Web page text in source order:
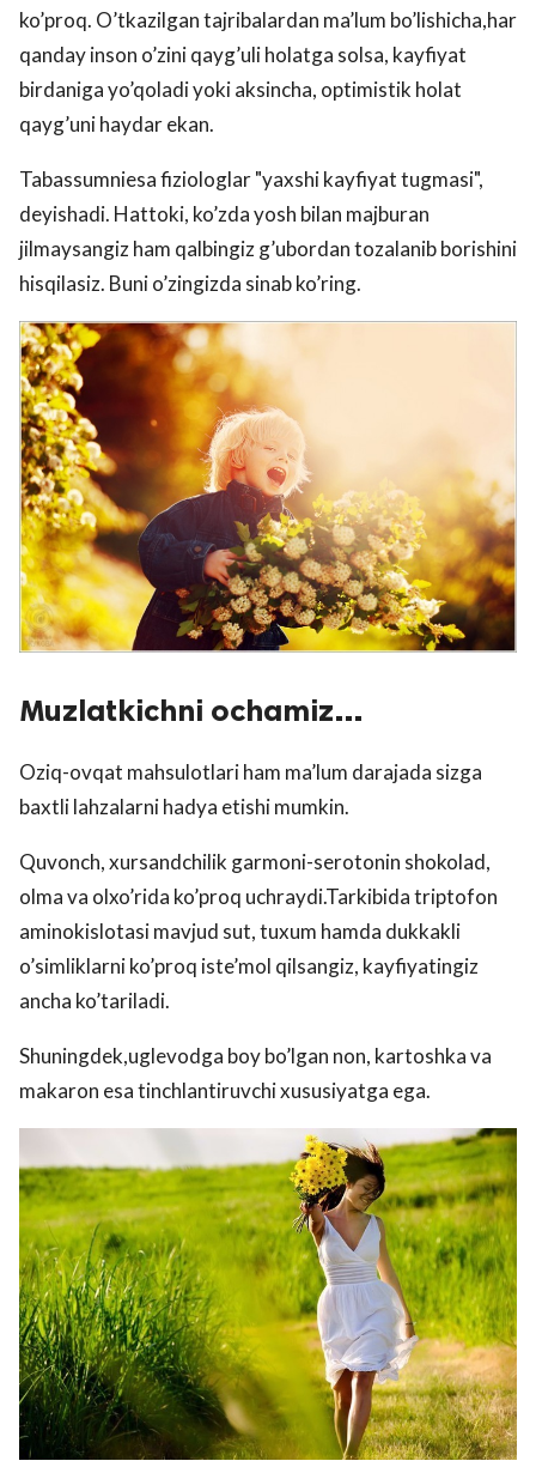
ko’proq. O’tkazilgan tajribalardan ma’lum bo’lishicha,har
qanday inson o’zini qayg’uli holatga solsa, kayfiyat
birdaniga yo’qoladi yoki aksincha, optimistik holat
qayg’uni haydar ekan.
Tabassumniesa fiziologlar "yaxshi kayfiyat tugmasi",
deyishadi. Hattoki, ko’zda yosh bilan majburan
jilmaysangiz ham qalbingiz g’ubordan tozalanib borishini
hisqilasiz. Buni o’zingizda sinab ko’ring.
Muzlatkichni ochamiz…
Oziq-ovqat mahsulotlari ham ma’lum darajada sizga
baxtli lahzalarni hadya etishi mumkin.
Quvonch, xursandchilik garmoni-serotonin shokolad,
olma va olxo’rida ko’proq uchraydi.Tarkibida triptofon
aminokislotasi mavjud sut, tuxum hamda dukkakli
o’simliklarni ko’proq iste’mol qilsangiz, kayfiyatingiz
ancha ko’tariladi.
Shuningdek,uglevodga boy bo’lgan non, kartoshka va
makaron esa tinchlantiruvchi xususiyatga ega.